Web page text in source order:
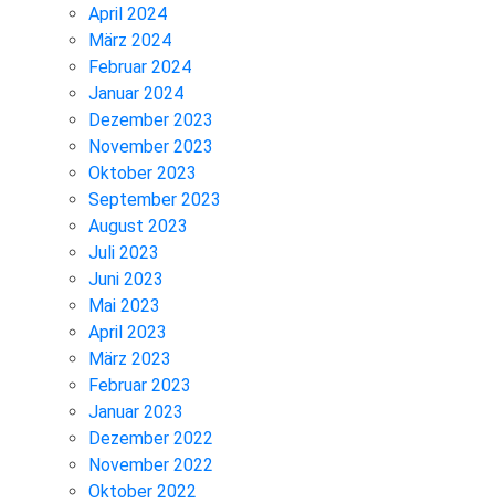
April 2024
März 2024
Februar 2024
Januar 2024
Dezember 2023
November 2023
Oktober 2023
September 2023
August 2023
Juli 2023
Juni 2023
Mai 2023
April 2023
März 2023
Februar 2023
Januar 2023
Dezember 2022
November 2022
Oktober 2022